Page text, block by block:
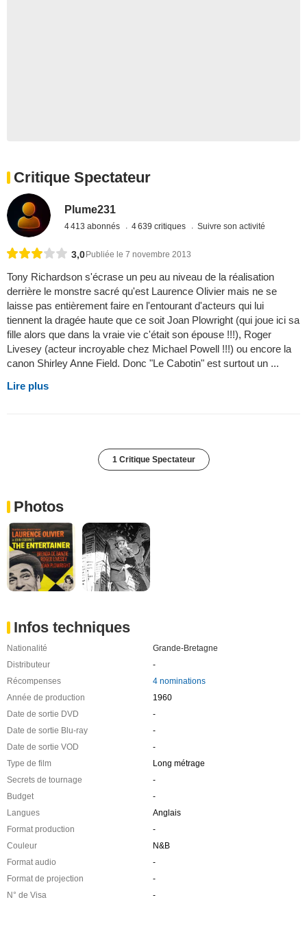
Critique Spectateur
Plume231
4 413 abonnés 4 639 critiques Suivre son activité
3,0 Publiée le 7 novembre 2013
Tony Richardson s'écrase un peu au niveau de la réalisation
derrière le monstre sacré qu'est Laurence Olivier mais ne se
laisse pas entièrement faire en l'entourant d'acteurs qui lui
tiennent la dragée haute que ce soit Joan Plowright (qui joue ici sa
fille alors que dans la vraie vie c'était son épouse !!!), Roger
Livesey (acteur incroyable chez Michael Powell !!!) ou encore la
canon Shirley Anne Field. Donc "Le Cabotin" est surtout un ...
Lire plus
1 Critique Spectateur
Photos
Infos techniques
Nationalité
Grande-Bretagne
Distributeur
-
Récompenses
4 nominations
Année de production
1960
Date de sortie DVD
-
Date de sortie Blu-ray
-
Date de sortie VOD
-
Type de film
Long métrage
Secrets de tournage
-
Budget
-
Langues
Anglais
Format production
-
Couleur
N&B
Format audio
-
Format de projection
-
N° de Visa
-